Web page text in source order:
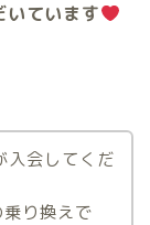
いています
入会してくだ
り換えで